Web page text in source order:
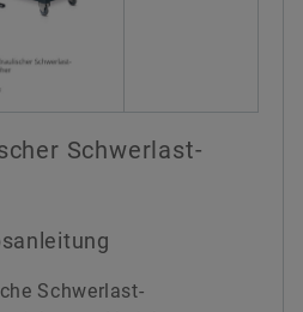
Schwerlast-
Schwerlast-